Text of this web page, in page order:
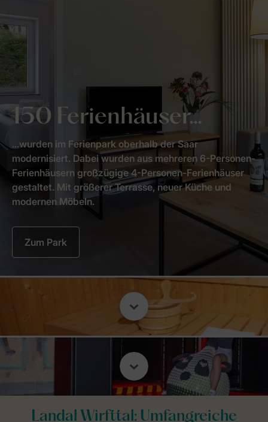
150 Ferienhäuser...
...wurden im Ferienpark oberhalb der Saar
modernisiert. Dabei wurden aus mehreren 6-Personen-
Ferienhäusern großzügige 4-Personen-Ferienhäuser
gestaltet. Mit größerer Terrasse, neuer Küche und
modernen Möbeln.
Zum Park
Landal Wirfttal: Umfangreiche